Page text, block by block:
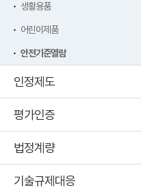
생활용품
어린이제품
안전기준열람
인정제도
평가인증
법정계량
기술규제대응